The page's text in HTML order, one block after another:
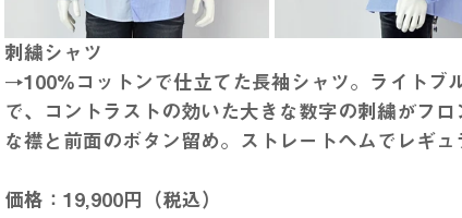
刺繍シャツ
→100%コットンで仕立てた長袖シャツ。ライトブ
で、コントラストの効いた大きな数字の刺繍がフ
な襟と前面のボタン留め。ストレートヘムでレギュ
価格：19,900円（税込）